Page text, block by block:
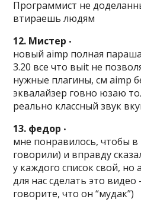
Программист не
втираешь людям
12. Мистер •
новый aimp полная
3.20 все что выit не
нужные плагины, см aimp
эквалайзер говно юзаю
реально классный звук
13. федор •
мне понравилось, чтобы
говорили) и вправду
у каждого список свой, но
для нас сделать это
говорите, что он “мудак”)